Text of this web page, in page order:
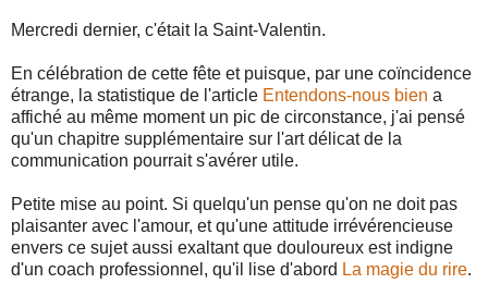
Mercredi dernier, c'était la Saint-Valentin.
En célébration de cette fête et puisque, par une coïncidence
étrange, la statistique de l'article Entendons-nous bien a
affiché au même moment un pic de circonstance, j'ai pensé
qu'un chapitre supplémentaire sur l'art délicat de la
communication pourrait s'avérer utile.
Petite mise au point. Si quelqu'un pense qu'on ne doit pas
plaisanter avec l'amour, et qu'une attitude irrévérencieuse
envers ce sujet aussi exaltant que douloureux est indigne
d'un coach professionnel, qu'il lise d'abord La magie du rire.